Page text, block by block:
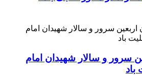
سرور و سالار شهیدان امام